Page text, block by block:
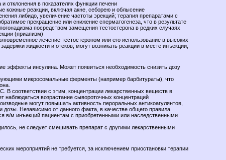
отклонения в показателях функции печени
кожные реакции, включая акне, себорею и облысение
либидо, увеличение частоты эрекций; терапия препаратами с
прекращение или снижение сперматогенеза, что в результате
посредством замещения тестостерона в редких случаях
(приапизм)
лечение тестостероном или его использование в высоких
жидкости и отеков; могут возникать реакции в месте инъекции,
эффекты инсулина. Может появиться необходимость снизить дозу
микросомальные ферменты (например барбитураты), что
В соответствии с этим, концентрации лекарственных веществ в
наблюдаться возрастание сывороточных концентраций
могут повышать активность пероральных антикоагулянтов,
дозы. Независимо от данного факта, в качестве общего правила
в/м инъекций пациентам с приобретенными или наследственными
не следует смешивать препарат с другими лекарственными
мероприятий не требуется, за исключением приостановки терапии